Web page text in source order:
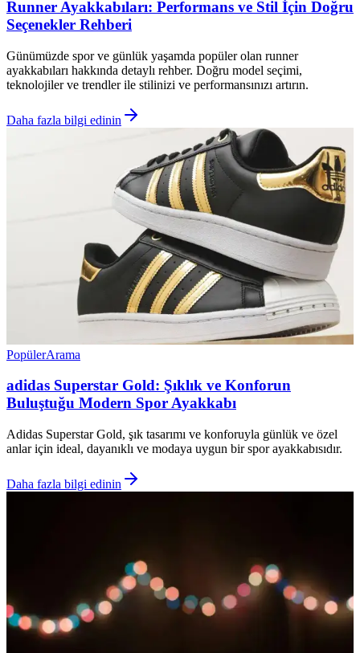
Runner Ayakkabıları: Performans ve Stil İçin Doğru
Seçenekler Rehberi
Günümüzde spor ve günlük yaşamda popüler olan runner
ayakkabıları hakkında detaylı rehber. Doğru model seçimi,
teknolojiler ve trendler ile stilinizi ve performansınızı artırın.
Daha fazla bilgi edinin
PopülerArama
adidas Superstar Gold: Şıklık ve Konforun
Buluştuğu Modern Spor Ayakkabı
Adidas Superstar Gold, şık tasarımı ve konforuyla günlük ve özel
anlar için ideal, dayanıklı ve modaya uygun bir spor ayakkabısıdır.
Daha fazla bilgi edinin